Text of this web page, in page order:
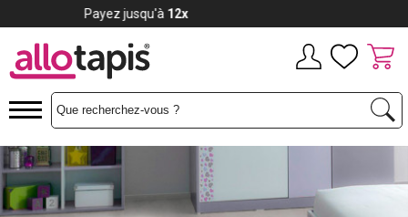
Payez jusqu'à